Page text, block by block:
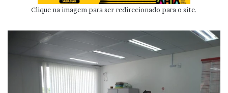
Clique na imagem para ser redirecionado para o site.